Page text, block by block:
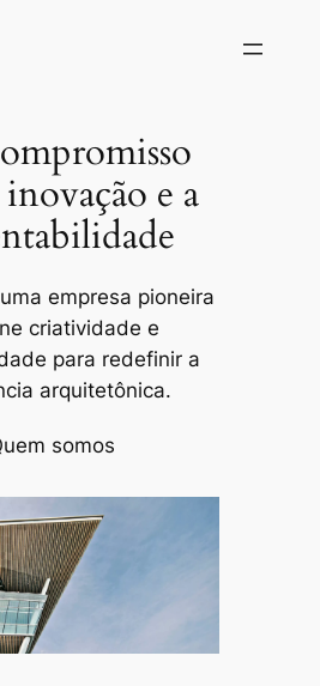
e a
empresa pioneira
criatividade e
para redefinir a
arquitetônica.
somos